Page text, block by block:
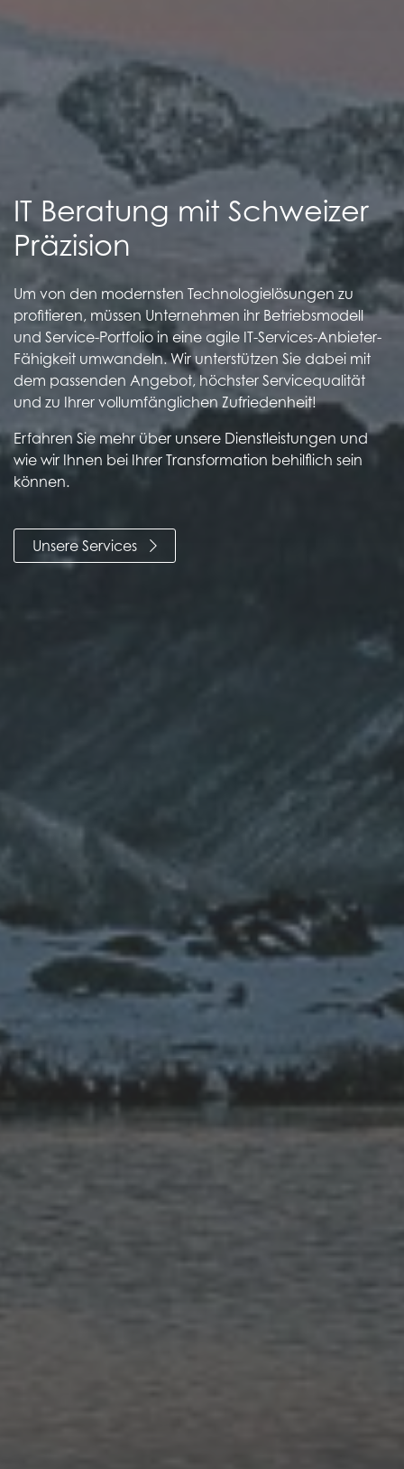
IT Beratung mit Schweizer
Präzision
Um von den modernsten Technologielösungen zu
profitieren, müssen Unternehmen ihr Betriebsmodell
und Service-Portfolio in eine agile IT-Services-Anbieter-
Fähigkeit umwandeln. Wir unterstützen Sie dabei mit
dem passenden Angebot, höchster Servicequalität
und zu Ihrer vollumfänglichen Zufriedenheit!
Erfahren Sie mehr über unsere Dienstleistungen und
wie wir Ihnen bei Ihrer Transformation behilflich sein
können.
Unsere Services